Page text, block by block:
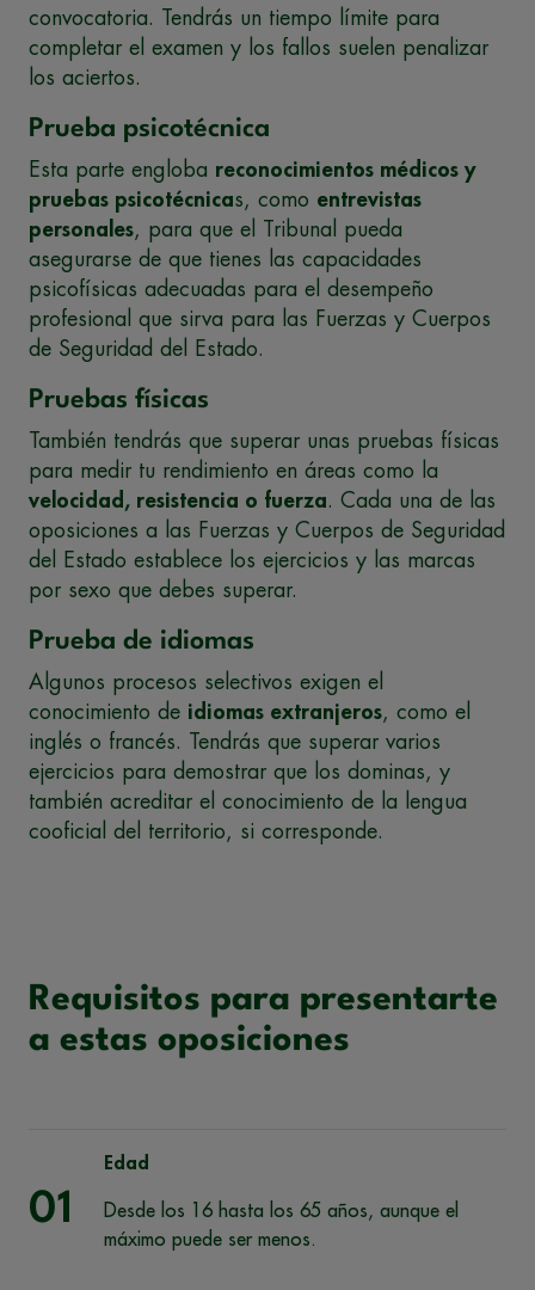
convocatoria. Tendrás un tiempo límite para
completar el examen y los fallos suelen penalizar
los aciertos.
Prueba psicotécnica
Esta parte engloba reconocimientos médicos y
pruebas psicotécnicas, como entrevistas
personales , para que el Tribunal pueda
asegurarse de que tienes las capacidades
psicofísicas adecuadas para el desempeño
profesional que sirva para las Fuerzas y Cuerpos
de Seguridad del Estado.
Pruebas físicas
También tendrás que superar unas pruebas físicas
para medir tu rendimiento en áreas como la
velocidad, resistencia o fuerza . Cada una de las
oposiciones a las Fuerzas y Cuerpos de Seguridad
del Estado establece los ejercicios y las marcas
por sexo que debes superar.
Prueba de idiomas
Algunos procesos selectivos exigen el
conocimiento de idiomas extranjeros , como el
inglés o francés. Tendrás que superar varios
ejercicios para demostrar que los dominas, y
también acreditar el conocimiento de la lengua
cooficial del territorio, si corresponde.
Requisitos para presentarte
a estas oposiciones
01
Edad
Desde los 16 hasta los 65 años, aunque el
máximo puede ser menos.